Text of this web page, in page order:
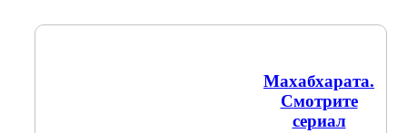
Махабхарата.
Смотрите
сериал